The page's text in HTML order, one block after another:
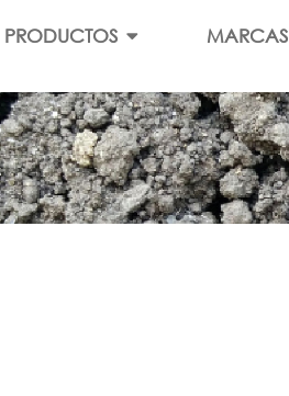
PRODUCTOS MARCAS